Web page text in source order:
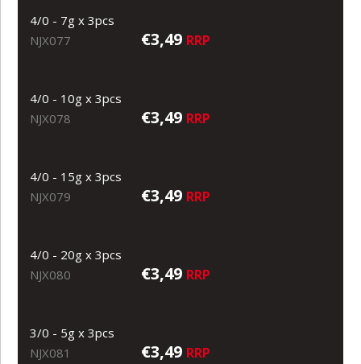
4/0 - 7g x 3pcs
NJX077
€3,49 RRP
4/0 - 10g x 3pcs
NJX078
€3,49 RRP
4/0 - 15g x 3pcs
NJX079
€3,49 RRP
4/0 - 20g x 3pcs
NJX080
€3,49 RRP
3/0 - 5g x 3pcs
NJX081
€3,49 RRP